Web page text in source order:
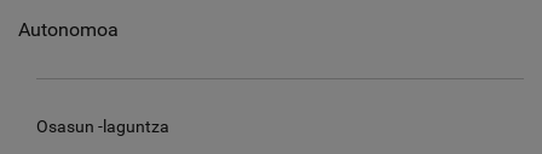
Autonomoa
Osasun -laguntza